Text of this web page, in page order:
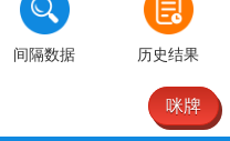
间隔数据 历史结果
咪牌